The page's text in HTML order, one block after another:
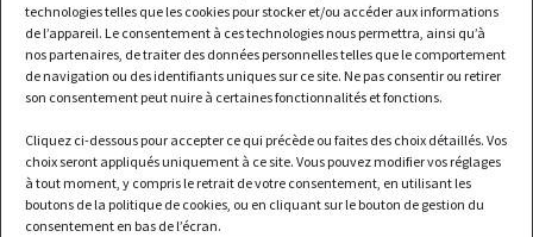
technologies telles que les cookies pour stocker et/ou accéder aux informations
de l’appareil. Le consentement à ces technologies nous permettra, ainsi qu’à
nos partenaires, de traiter des données personnelles telles que le comportement
de navigation ou des identifiants uniques sur ce site. Ne pas consentir ou retirer
son consentement peut nuire à certaines fonctionnalités et fonctions.
Cliquez ci-dessous pour accepter ce qui précède ou faites des choix détaillés. Vos
choix seront appliqués uniquement à ce site. Vous pouvez modifier vos réglages
à tout moment, y compris le retrait de votre consentement, en utilisant les
boutons de la politique de cookies, ou en cliquant sur le bouton de gestion du
consentement en bas de l’écran.